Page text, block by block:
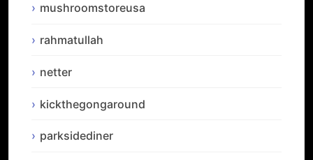
mushroomstoreusa
rahmatullah
netter
kickthegongaround
parksidediner